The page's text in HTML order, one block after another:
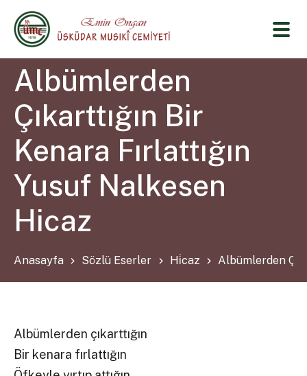
Albümlerden
Çıkarttığın Bir
Kenara Fırlattığın
Yusuf Nalkesen
Hicaz
Anasayfa Sözlü Eserler Hi̇caz Albümlerden
Albümlerden çıkarttığın
Bir kenara fırlattığın